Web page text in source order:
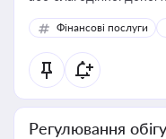
Фінансові послуги
Регулювання